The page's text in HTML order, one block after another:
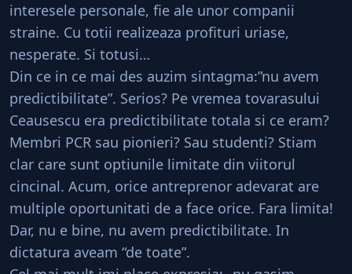
interesele personale, fie ale unor companii
straine. Cu totii realizeaza profituri uriase,
nesperate. Si totusi…
Din ce in ce mai des auzim sintagma:”nu avem
predictibilitate”. Serios? Pe vremea tovarasului
Ceausescu era predictibilitate totala si ce eram?
Membri PCR sau pionieri? Sau studenti? Stiam
clar care sunt optiunile limitate din viitorul
cincinal. Acum, orice antreprenor adevarat are
multiple oportunitati de a face orice. Fara limita!
Dar, nu e bine, nu avem predictibilitate. In
dictatura aveam “de toate”.